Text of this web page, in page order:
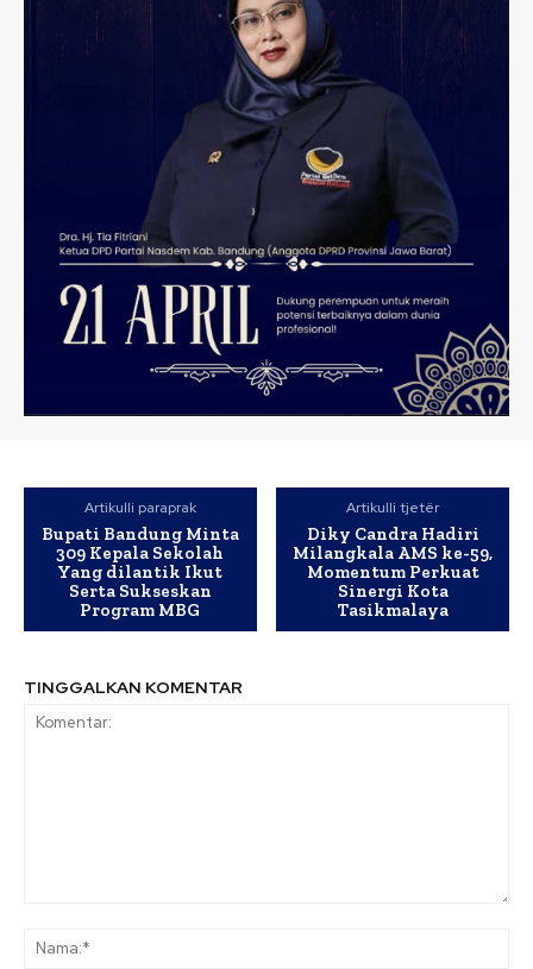
Artikulli paraprak
Bupati Bandung Minta
309 Kepala Sekolah
Yang dilantik Ikut
Serta Sukseskan
Program MBG
Artikulli tjetër
Diky Candra Hadiri
Milangkala AMS ke-59,
Momentum Perkuat
Sinergi Kota
Tasikmalaya
TINGGALKAN KOMENTAR